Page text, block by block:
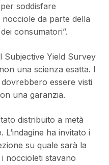
soddisfare
nocciole da parte della
consumatori”.
Yield Survey
una scienza esatta. I
essere visti
una garanzia.
distribuito a metà
ha invitato i
su quale sarà la
noccioleti stavano